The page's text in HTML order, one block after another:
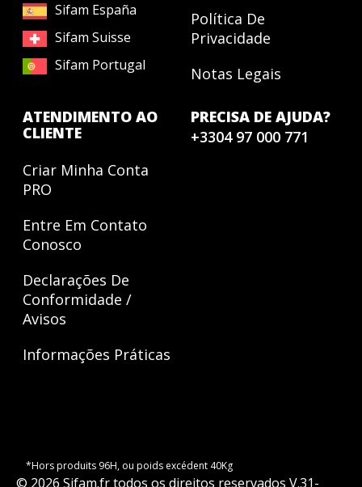
Sifam España
Sifam Suisse
Sifam Portugal
Política De
Privacidade
Notas Legais
ATENDIMENTO AO
CLIENTE
Criar Minha Conta
PRO
Entre Em Contato
Conosco
Declarações De
Conformidade /
Avisos
Informações Práticas
PRECISA DE AJUDA?
+3304 97 000 771
*Hors produits 96H, ou poids excédent 40Kg
© 2026 Sifam.frtodos os direitos reservados V.31-